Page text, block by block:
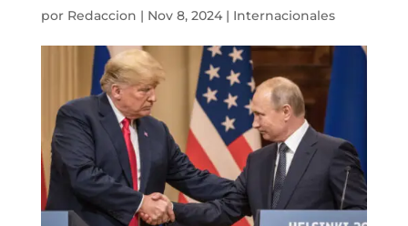
por Redaccion | Nov 8, 2024| Internacionales